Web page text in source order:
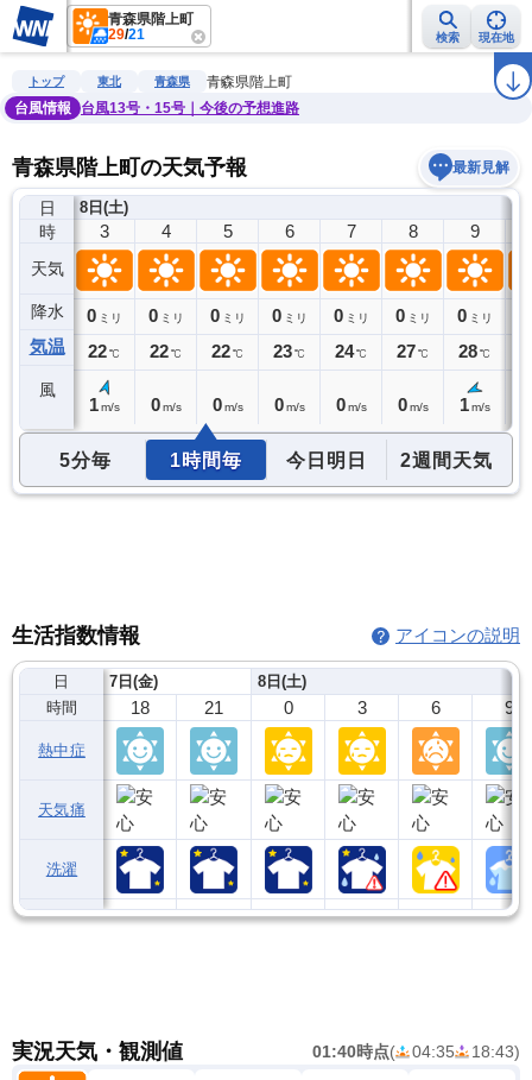
青森県階上町
29/21 検索 現在地
雨雲レーダー 台風情報 地震情報 ラ
トップ 東北 青森県
青森県階上町
台風情報
台風13号・15号｜今後の予想進路
青森県階上町の天気予報 最新見解
日
時
天気
降水
気温
風
8日(土)
2
0ミリ
22℃
3
0 ミリ
22℃
1 m/s
4
0 ミリ
22℃
0 m/s
5
0 ミリ
22℃
0 m/s
6
0 ミリ
23℃
0 m/s
7
0 ミリ
24℃
0 m/s
8
0 ミリ
27℃
0 m/s
9
0 ミリ
28℃
1 m/s
5分毎 1時間毎 今日明日 2週間天気
生活指数情報 アイコンの説明
日
時間
熱中症
天気痛
洗濯
7日(金)
18 21
8日(土)
0 3 6 9
実況天気・観測値 01:40時点( 04:35 18:43)